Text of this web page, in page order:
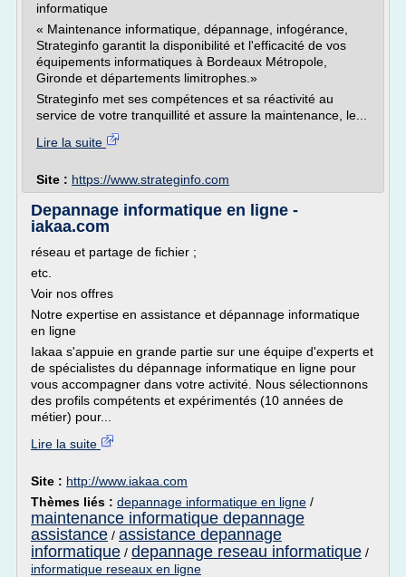
informatique
« Maintenance informatique, dépannage, infogérance,
Strateginfo garantit la disponibilité et l'efficacité de vos
équipements informatiques à Bordeaux Métropole,
Gironde et départements limitrophes.»
Strateginfo met ses compétences et sa réactivité au
service de votre tranquillité et assure la maintenance, le...
Lire la suite
Site : https://www.strateginfo.com
Depannage informatique en ligne -
iakaa.com
réseau et partage de fichier ;
etc.
Voir nos offres
Notre expertise en assistance et dépannage informatique
en ligne
Iakaa s'appuie en grande partie sur une équipe d'experts et
de spécialistes du dépannage informatique en ligne pour
vous accompagner dans votre activité. Nous sélectionnons
des profils compétents et expérimentés (10 années de
métier) pour...
Lire la suite
Site : http://www.iakaa.com
Thèmes liés : depannage informatique en ligne /
maintenance informatique depannage
assistance / assistance depannage
informatique / depannage reseau informatique /
informatique reseaux en ligne